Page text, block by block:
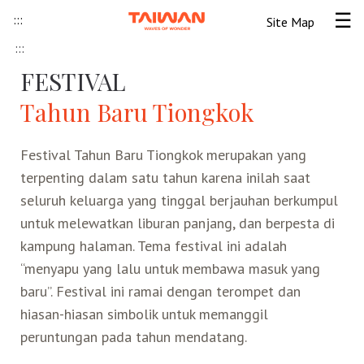
::: Site Map
Informasi Umum
Informasi visa
Tips Wisata Taiwan
Berita & Peristiwa
Peta Panduan
Lokawisata
Pendahuluan Taiwan
Ide Liburan
Asosiasi Pariwisata
Kunjungan
Seni Budaya Lokal
Festival
Seni Budaya
Destinasi Pilihan
TransportasiTaiwan Ramah Muslim
:::
FESTIVAL
Tahun Baru Tiongkok
Festival Tahun Baru Tiongkok merupakan yang
terpenting dalam satu tahun karena inilah saat
seluruh keluarga yang tinggal berjauhan berkumpul
untuk melewatkan liburan panjang, dan berpesta di
kampung halaman. Tema festival ini adalah
“menyapu yang lalu untuk membawa masuk yang
baru”. Festival ini ramai dengan terompet dan
hiasan-hiasan simbolik untuk memanggil
peruntungan pada tahun mendatang.